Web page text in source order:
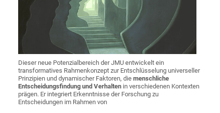
Dieser neue Potenzialbereich der JMU entwickelt ein
transformatives Rahmenkonzept zur Entschlüsselung universeller
Prinzipien und dynamischer Faktoren, diemenschliche
Entscheidungsfindung und Verhalten in verschiedenen Kontexten
prägen. Er integriert Erkenntnisse der Forschung zu
Entscheidungen im Rahmen von